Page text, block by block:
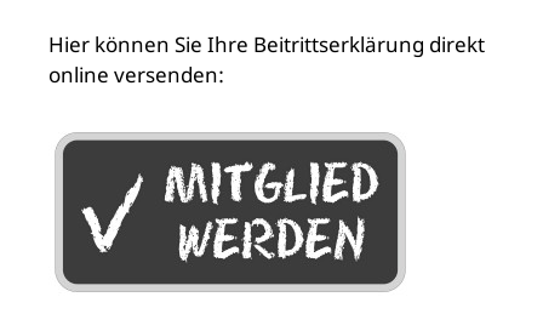
Hier können Sie Ihre Beitrittserklärung direkt
online versenden: